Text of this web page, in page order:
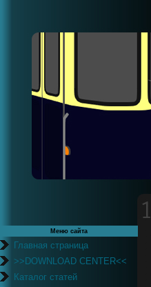
Меню сайта
Главная страница
>>DOWNLOAD CENTER<<
Каталог статей